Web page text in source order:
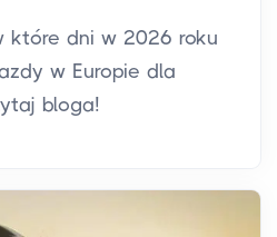
które dni w 2026 roku
w Europie dla
bloga!